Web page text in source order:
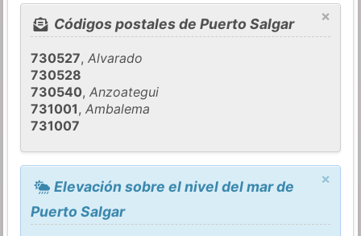
×
Códigos postales de Puerto Salgar
730527,Alvarado
730528
730540,Anzoategui
731001,Ambalema
731007
×
Elevación sobre el nivel del mar de
Puerto Salgar